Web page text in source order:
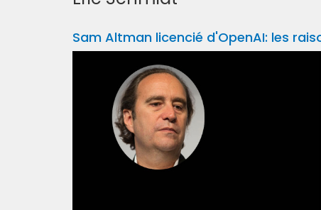
Sam Altman licencié d'OpenAI: les